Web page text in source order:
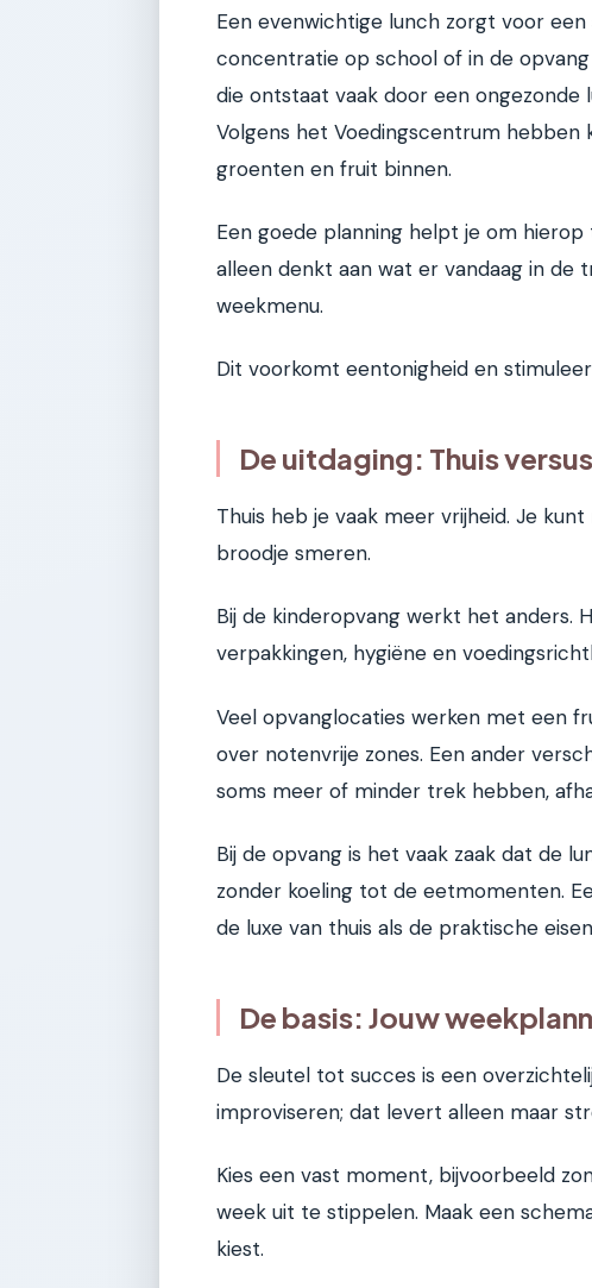
Een evenwichtige lunch zorgt voor
concentratie op school of in de
die ontstaat vaak door een ongezonde
Volgens het Voedingscentrum hebben
groenten en fruit binnen.
Een goede planning helpt je om
alleen denkt aan wat er vandaag in de
weekmenu.
Dit voorkomt eentonigheid en
De uitdaging: Thuis
Thuis heb je vaak meer vrijheid. Je
broodje smeren.
Bij de kinderopvang werkt het anders.
verpakkingen, hygiëne en
Veel opvanglocaties werken met een
over notenvrije zones. Een ander
soms meer of minder trek hebben,
Bij de opvang is het vaak zaak dat de
zonder koeling tot de eetmomenten.
de luxe van thuis als de praktische
De basis: Jouw
De sleutel tot succes is een
improviseren; dat levert alleen maar
Kies een vast moment, bijvoorbeeld
week uit te stippelen. Maak een
kiest.